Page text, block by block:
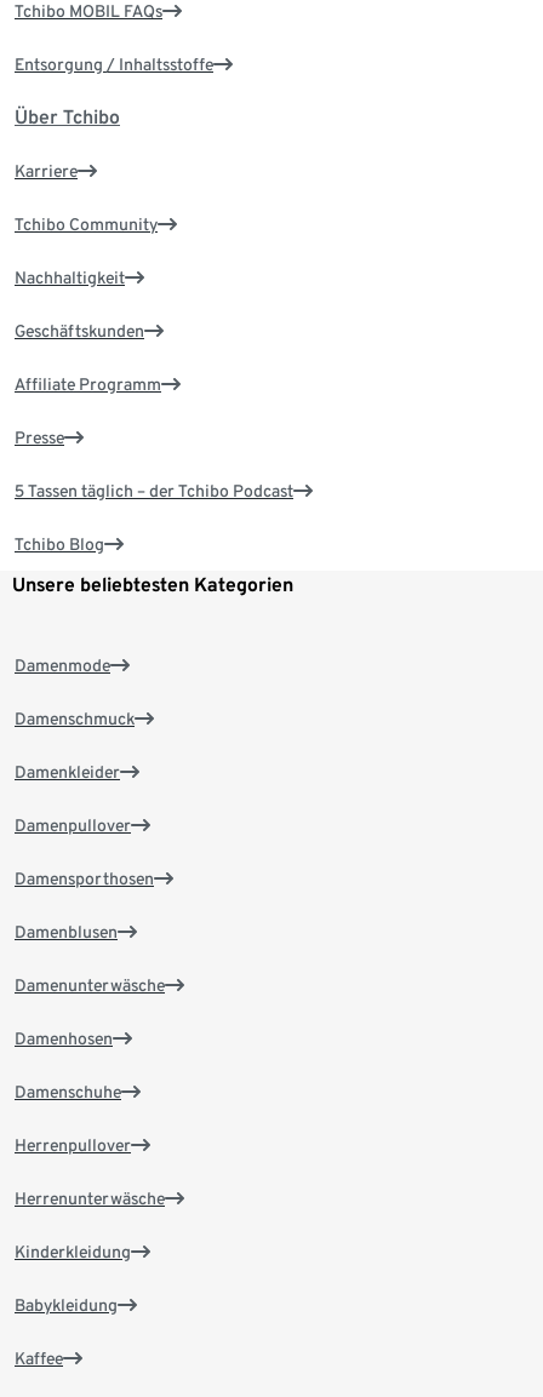
Tchibo MOBIL FAQs
Entsorgung / Inhaltsstoffe
Über Tchibo
Karriere
Tchibo Community
Nachhaltigkeit
Geschäftskunden
Affiliate Programm
Presse
5 Tassen täglich – der Tchibo Podcast
Tchibo Blog
Unsere beliebtesten Kategorien
Damenmode
Damenschmuck
Damenkleider
Damenpullover
Damensporthosen
Damenblusen
Damenunterwäsche
Damenhosen
Damenschuhe
Herrenpullover
Herrenunterwäsche
Kinderkleidung
Babykleidung
Kaffee